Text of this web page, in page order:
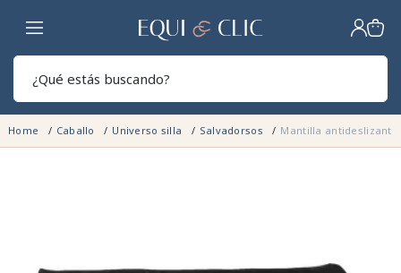
Hogar
Home Caballo Universo silla Salvadorsos Mantilla antideslizante